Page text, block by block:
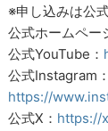
※申し込みは公
公式ホームペー
公式YouTube：
公式Instagram：
https://
公式X： https://